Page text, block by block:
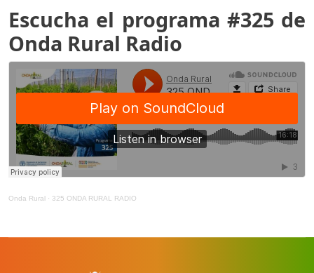
Escucha el programa #325 de
Onda Rural Radio
Onda Rural · 325 ONDA RURAL RADIO